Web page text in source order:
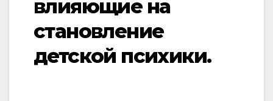
влияющие на
становление
детской психики.